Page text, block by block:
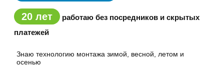
20 лет
работаю без посредников и скрытых
платежей
Знаю технологию монтажа зимой, весной, летом и
осенью